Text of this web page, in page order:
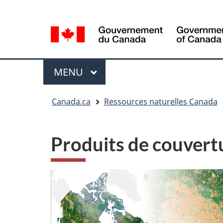
de
la
langue
selection
Menu
MENU PRINCIPAL
Canada.ca Ressources naturelles Canada
Produits de